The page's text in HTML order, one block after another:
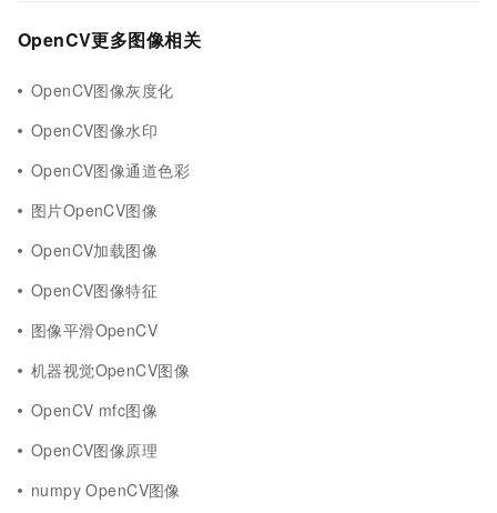
OpenCV更多图像相关
OpenCV图像灰度化
OpenCV图像水印
OpenCV图像通道色彩
图片OpenCV图像
OpenCV加载图像
OpenCV图像特征
图像平滑OpenCV
机器视觉OpenCV图像
OpenCV mfc图像
OpenCV图像原理
numpy OpenCV图像